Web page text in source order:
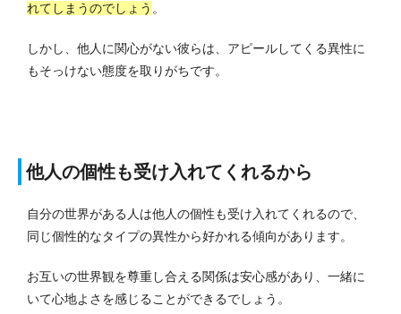
れてしまうのでしょう 。
しかし、他人に関心がない彼らは、アピールしてくる異性に
もそっけない態度を取りがちです。
他人の個性も受け入れてくれるから
自分の世界がある人は他人の個性も受け入れてくれるので、
同じ個性的なタイプの異性から好かれる傾向があります。
お互いの世界観を尊重し合える関係は安心感があり、一緒に
いて心地よさを感じることができるでしょう。